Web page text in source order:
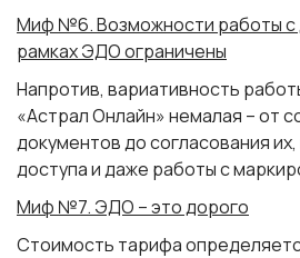
Миф №6. Возможности работы с
рамках ЭДО ограничены
Напротив, вариативность
«Астрал Онлайн» немалая – от
документов до согласования
доступа и даже работы с
Миф №7. ЭДО – это дорого
Стоимость тарифа